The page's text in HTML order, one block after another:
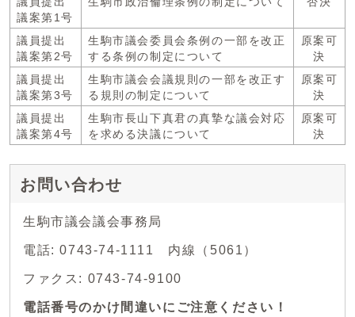
議案第1号
議員提出
議案第2号
生駒市議会委員会条例の一部を改正
する条例の制定について
原案可
決
議員提出
議案第3号
生駒市議会会議規則の一部を改正す
る規則の制定について
原案可
決
議員提出
議案第4号
生駒市長山下真君の真摯な議会対応
を求める決議について
原案可
決
お問い合わせ
生駒市議会議会事務局
電話: 0743-74-1111 内線（5061）
ファクス: 0743-74-9100
電話番号のかけ間違いにご注意ください！